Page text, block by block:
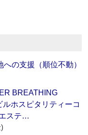
の支援（順位不動）
BREATHING
ルホスピタリティーコ
ステ…